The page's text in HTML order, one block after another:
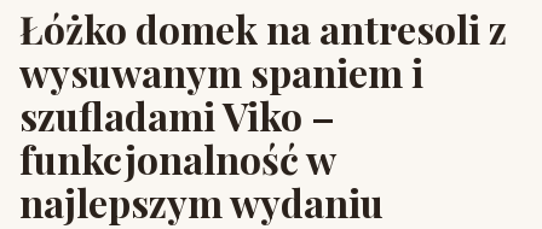
Łóżko domek na antresoli z
wysuwanym spaniem i
szufladami Viko –
funkcjonalność w
najlepszym wydaniu